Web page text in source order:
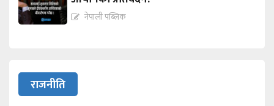
नेपाली पब्लिक
राजनीति